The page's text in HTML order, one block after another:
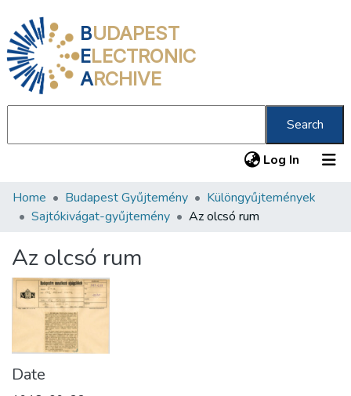
BUDAPEST
ELECTRONIC
ARCHIVE
Search
Log In (current)
Communities & Collections
Statistics
About us
Home Budapest Gyűjtemény
Különgyűjtemények
Sajtókivágat-gyűjtemény
Az olcsó rum
Az olcsó rum
Date